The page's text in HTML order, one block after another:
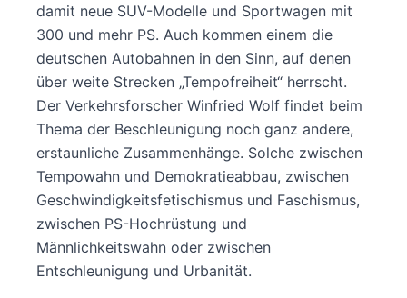
damit neue SUV-Modelle und Sportwagen mit
300 und mehr PS. Auch kommen einem die
deutschen Autobahnen in den Sinn, auf denen
über weite Strecken „Tempofreiheit“ herrscht.
Der Verkehrsforscher Winfried Wolf findet beim
Thema der Beschleunigung noch ganz andere,
erstaunliche Zusammenhänge. Solche zwischen
Tempowahn und Demokratieabbau, zwischen
Geschwindigkeits­fetischismus und Faschismus,
zwischen PS-Hochrüstung und
Männlichkeitswahn oder zwischen
Entschleunigung und Urbanität.